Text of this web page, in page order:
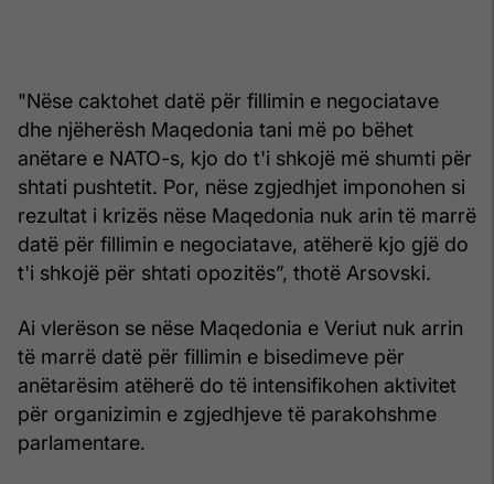
"Nëse caktohet datë për fillimin e negociatave
dhe njëherësh Maqedonia tani më po bëhet
anëtare e NATO-s, kjo do t'i shkojë më shumti për
shtati pushtetit. Por, nëse zgjedhjet imponohen si
rezultat i krizës nëse Maqedonia nuk arin të marrë
datë për fillimin e negociatave, atëherë kjo gjë do
t'i shkojë për shtati opozitës”, thotë Arsovski.
Ai vlerëson se nëse Maqedonia e Veriut nuk arrin
të marrë datë për fillimin e bisedimeve për
anëtarësim atëherë do të intensifikohen aktivitet
për organizimin e zgjedhjeve të parakohshme
parlamentare.